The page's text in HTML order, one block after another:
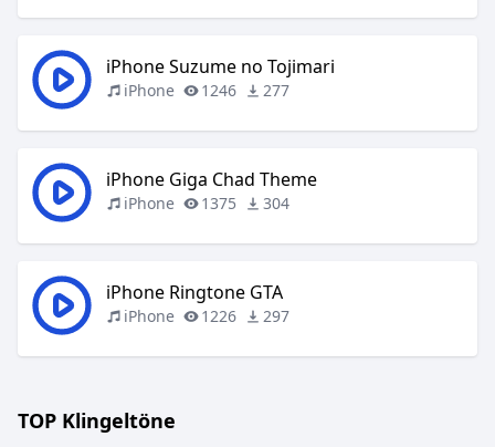
iPhone Suzume no Tojimari
iPhone 1246 277
iPhone Giga Chad Theme
iPhone 1375 304
iPhone Ringtone GTA
iPhone 1226 297
TOP Klingeltöne